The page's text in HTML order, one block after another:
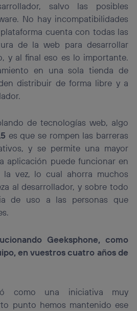
salvo las posibles
No hay incompatibilidades
cuenta con todas las
de la web para desarrollar
y al final eso es lo importante.
en una sola tienda de
distribuir de forma libre y a
de tecnologías web, algo
es que se rompen las barreras
y se permite una mayor
aplicación puede funcionar en
la vez, lo cual ahorra muchos
al desarrollador, y sobre todo
de uso a las personas que
Geeksphone, como
en vuestros cuatro años de
como una iniciativa muy
punto hemos mantenido ese